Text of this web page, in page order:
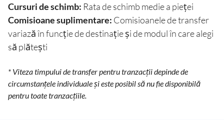
Cursuri de schimb: Rata de schimb medie a pieței
Comisioane suplimentare: Comisioanele de transfer
variază în funcție de destinație și de modul în care alegi
să plătești
* Viteza timpului de transfer pentru tranzacții depinde de
circumstanțele individuale și este posibil să nu fie disponibilă
pentru toate tranzacțiile.